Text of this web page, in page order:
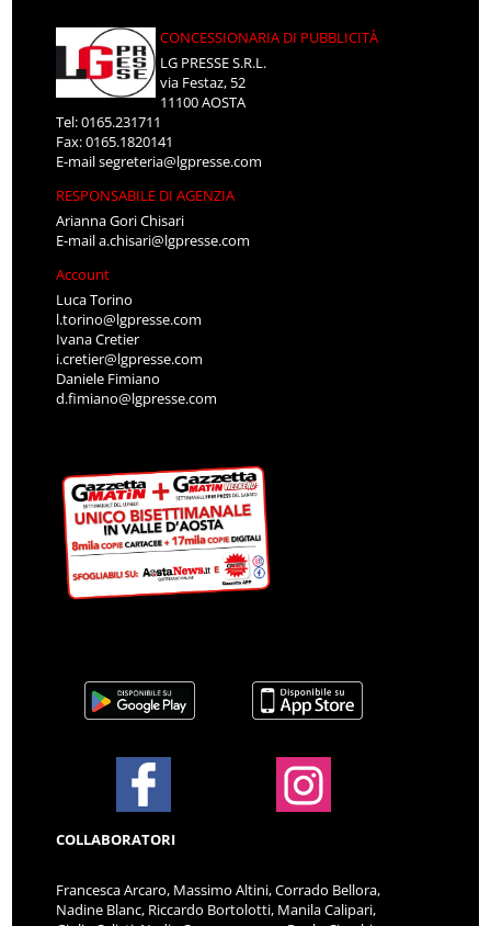
CONCESSIONARIA DI PUBBLICITÀ
LG PRESSE S.R.L.
via Festaz, 52
11100 AOSTA
Tel: 0165.231711
Fax: 0165.1820141
E-mailsegreteria@lgpresse.com
RESPONSABILE DI AGENZIA
Arianna Gori Chisari
E-maila.chisari@lgpresse.com
Account
Luca Torino
l.torino@lgpresse.com
Ivana Cretier
i.cretier@lgpresse.com
Daniele Fimiano
d.fimiano@lgpresse.com
COLLABORATORI
Francesca Arcaro, Massimo Altini, Corrado Bellora,
Nadine Blanc, Riccardo Bortolotti, Manila Calipari,